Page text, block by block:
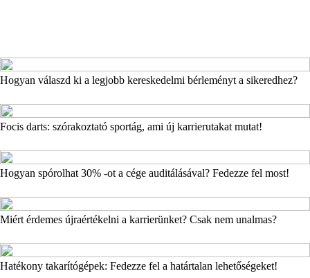
Hogyan válaszd ki a legjobb kereskedelmi bérleményt a sikeredhez?
Focis darts: szórakoztató sportág, ami új karrierutakat mutat!
Hogyan spórolhat 30% -ot a cége auditálásával? Fedezze fel most!
Miért érdemes újraértékelni a karrierünket? Csak nem unalmas?
Hatékony takarítógépek: Fedezze fel a határtalan lehetőségeket!